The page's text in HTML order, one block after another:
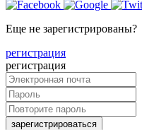
Еще не зарегистрированы?
регистрация
регистрация
зарегистрироваться